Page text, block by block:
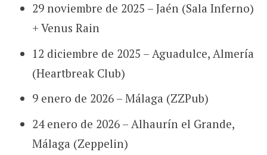
29 noviembre de 2025 – Jaén (Sala Inferno)
+ Venus Rain
12 diciembre de 2025 – Aguadulce, Almería
(Heartbreak Club)
9 enero de 2026 – Málaga (ZZPub)
24 enero de 2026 – Alhaurín el Grande,
Málaga (Zeppelin)